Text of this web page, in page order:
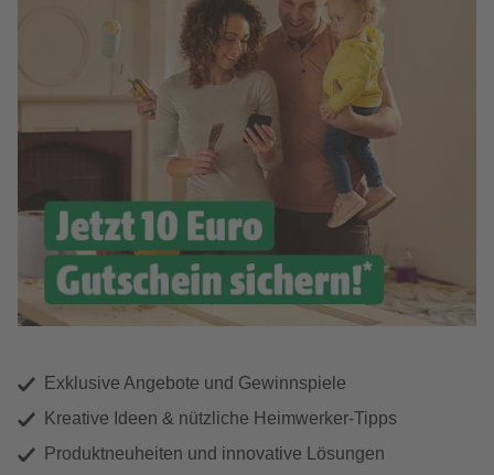
Exklusive Angebote und Gewinnspiele
Kreative Ideen & nützliche Heimwerker-Tipps
Produktneuheiten und innovative Lösungen